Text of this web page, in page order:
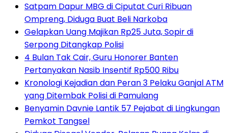
Satpam Dapur MBG di Ciputat Curi Ribuan
Ompreng, Diduga Buat Beli Narkoba
Gelapkan Uang Majikan Rp25 Juta, Sopir di
Serpong Ditangkap Polisi
4 Bulan Tak Cair, Guru Honorer Banten
Pertanyakan Nasib Insentif Rp500 Ribu
Kronologi Kejadian dan Peran 3 Pelaku Ganjal ATM
yang Ditembak Polisi di Pamulang
Benyamin Davnie Lantik 57 Pejabat di Lingkungan
Pemkot Tangsel